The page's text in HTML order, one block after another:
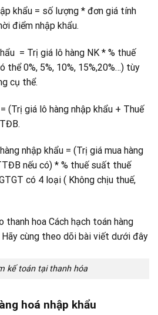
khẩu = số lượng * đơn giá tính
điểm nhập khẩu.
= Trị giá lô hàng NK * % thuế
thể 0%, 5%, 10%, 15%,20%…) tùy
cụ thể.
(Trị giá lô hàng nhập khẩu + Thuế
nhập khẩu = (Trị giá mua hàng
nếu có) * % thuế suất thuế
có 4 loại ( Không chịu thuế,
kế toán tại thanh hóa
hoá nhập khẩu